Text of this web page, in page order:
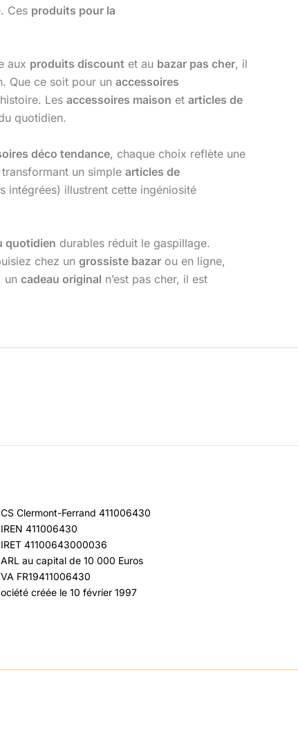
Ces produits pour la
aux produits discount et au bazar pas cher, il
Que ce soit pour un accessoires
Les accessoires maison et articles de
quotidien.
déco tendance, chaque choix reflète une
un simple articles de
intégrées) illustrent cette ingéniosité
quotidien durables réduit le gaspillage.
chez un grossiste bazar ou en ligne,
un cadeau original n’est pas cher, il est
Clermont-Ferrand 411006430
411006430
41100643000036
au capital de 10 000 Euros
FR19411006430
créée le 10 février 1997